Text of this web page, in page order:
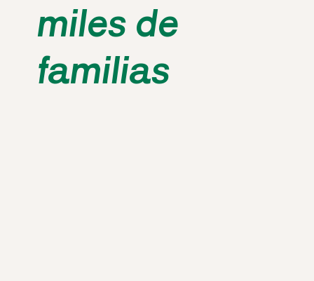
miles de
familias